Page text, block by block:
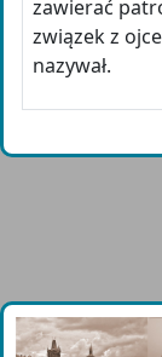
zawierać
związek z
nazywał.